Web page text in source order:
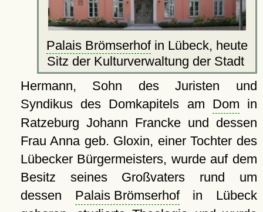
Palais Brömserhofin Lübeck, heute
Sitz der Kulturverwaltung der Stadt
Hermann, Sohn des Juristen und
Syndikus des Domkapitels am Dom in
Ratzeburg Johann Francke und dessen
Frau Anna geb. Gloxin, einer Tochter des
Lübecker Bürgermeisters, wurde auf dem
Besitz seines Großvaters rund um
dessen Palais Brömserhofin Lübeck